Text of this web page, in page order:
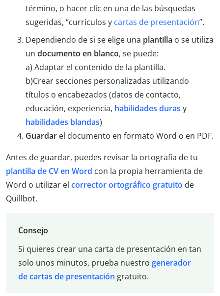
término, o hacer clic en una de las búsquedas
sugeridas, “currículos y cartas de presentación”.
Dependiendo de si se elige una plantilla o se utiliza
un documento en blanco, se puede:
a) Adaptar el contenido de la plantilla.
b)Crear secciones personalizadas utilizando
títulos o encabezados (datos de contacto,
educación, experiencia, habilidades duras y
habilidades blandas)
Guardar el documento en formato Word o en PDF.
Antes de guardar, puedes revisar la ortografía de tu
plantilla de CV en Word con la propia herramienta de
Word o utilizar el corrector ortográfico gratuito de
Quillbot.
Consejo
Si quieres crear una carta de presentación en tan
solo unos minutos, prueba nuestro generador
de cartas de presentación gratuito.